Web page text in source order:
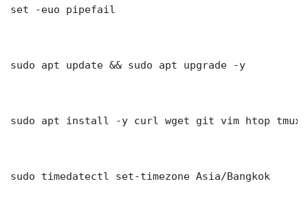
set -euo pipefail
sudo apt update && sudo apt upgrade -y
sudo apt install -y curl wget git vim htop tmux
sudo timedatectl set-timezone Asia/Bangkok